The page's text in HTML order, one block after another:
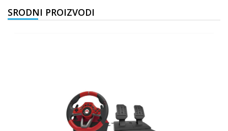
SRODNI PROIZVODI